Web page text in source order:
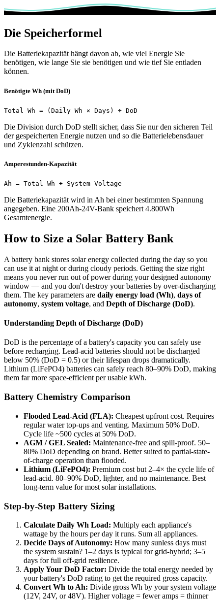
Die Speicherformel
Die Batteriekapazität hängt davon ab, wie viel Energie Sie
benötigen, wie lange Sie sie benötigen und wie tief Sie entladen
können.
Benötigte Wh (mit DoD)
Total Wh = (Daily Wh × Days) ÷ DoD
Die Division durch DoD stellt sicher, dass Sie nur den sicheren Teil
der gespeicherten Energie nutzen und so die Batterielebensdauer
und Zyklenzahl schützen.
Amperestunden-Kapazität
Ah = Total Wh ÷ System Voltage
Die Batteriekapazität wird in Ah bei einer bestimmten Spannung
angegeben. Eine 200Ah-24V-Bank speichert 4.800Wh
Gesamtenergie.
How to Size a Solar Battery Bank
A battery bank stores solar energy collected during the day so you
can use it at night or during cloudy periods. Getting the size right
means you never run out of power during your designed autonomy
window — and you don't destroy your batteries by over-discharging
them. The key parameters are daily energy load (Wh), days of
autonomy, system voltage, and Depth of Discharge (DoD).
Understanding Depth of Discharge (DoD)
DoD is the percentage of a battery's capacity you can safely use
before recharging. Lead-acid batteries should not be discharged
below 50% (DoD = 0.5) or their lifespan drops dramatically.
Lithium (LiFePO4) batteries can safely reach 80–90% DoD, making
them far more space-efficient per usable kWh.
Battery Chemistry Comparison
Flooded Lead-Acid (FLA): Cheapest upfront cost. Requires
regular water top-ups and venting. Maximum 50% DoD.
Cycle life ~500 cycles at 50% DoD.
AGM / GEL Sealed: Maintenance-free and spill-proof. 50–
80% DoD depending on brand. Better suited to partial-state-
of-charge operation than flooded.
Lithium (LiFePO4): Premium cost but 2–4× the cycle life of
lead-acid. 80–90% DoD, lighter, and no maintenance. Best
long-term value for most solar installations.
Step-by-Step Battery Sizing
Calculate Daily Wh Load: Multiply each appliance's
wattage by the hours per day it runs. Sum all appliances.
Decide Days of Autonomy: How many sunless days must
the system sustain? 1–2 days is typical for grid-hybrid; 3–5
days for full off-grid resilience.
Apply Your DoD Factor: Divide the total energy needed by
your battery's DoD rating to get the required gross capacity.
Convert Wh to Ah: Divide gross Wh by your system voltage
(12V, 24V, or 48V). Higher voltage = fewer amps = thinner